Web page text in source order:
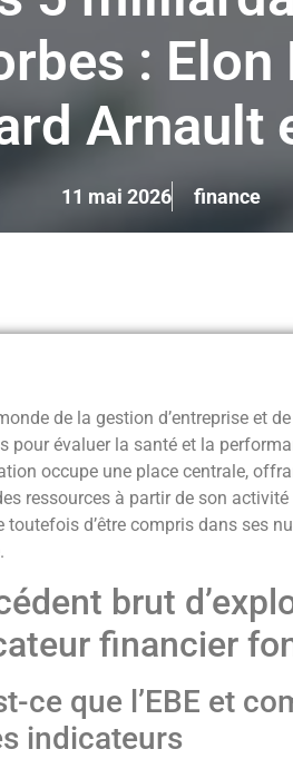
:
Arnault
11 mai 2026 finance
de la gestion d’entreprise et
pour évaluer la santé et la
occupe une place centrale,
ressources à partir de son
toutefois d’être compris dans ses
brut
financier
ce que l’EBE et
indicateurs